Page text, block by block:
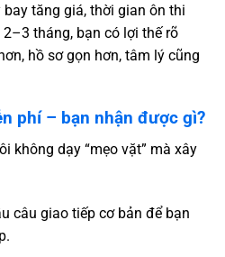
bay tăng giá, thời gian ôn thi
tháng, bạn có lợi thế rõ
hồ sơ gọn hơn, tâm lý cũng
phí – bạn nhận được gì?
không dạy “mẹo vặt” mà xây
câu giao tiếp cơ bản để bạn